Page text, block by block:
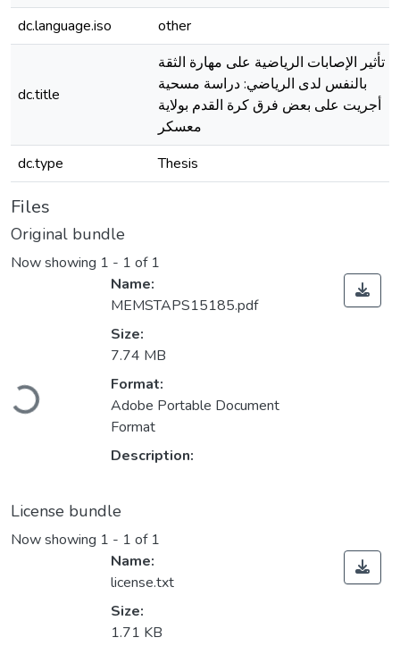
dc.language.iso
other
dc.title
تأثير الإصابات الرياضية على مهارة الثقة
بالنفس لدى الرياضي: دراسة مسحية
أجريت على بعض فرق كرة القدم بولاية
معسكر
dc.type
Thesis
Files
Original bundle
Now showing 1 - 1 of 1
Name:
MEMSTAPS15185.pdf
Size:
7.74 MB
Format:
Adobe Portable Document
Format
Description:
License bundle
Now showing 1 - 1 of 1
Name:
license.txt
Size:
1.71 KB